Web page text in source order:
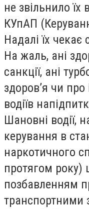
не звільнило їх
КУпАП
Надалі їх чекає
На жаль, ані
санкції, ані
здоров’я чи
водіїв
Шановні водії,
керування в
наркотичного
протягом року)
позбавленням
транспортними